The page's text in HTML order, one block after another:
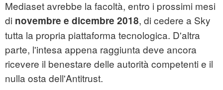
Mediaset avrebbe la facoltà, entro i prossimi mesi
di novembre e dicembre 2018, di cedere a Sky
tutta la propria piattaforma tecnologica. D'altra
parte, l'intesa appena raggiunta deve ancora
ricevere il benestare delle autorità competenti e il
nulla osta dell'Antitrust.